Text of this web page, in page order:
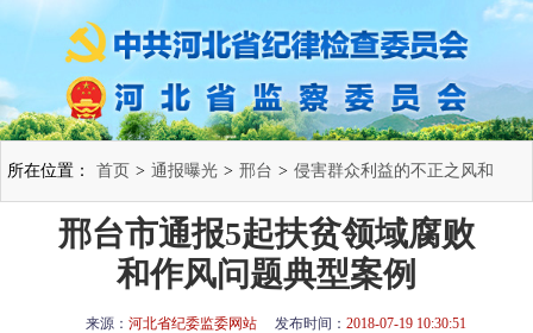
所在位置： 首页 > 通报曝光 > 邢台 > 侵害群众利益的不正之风和
腐败问题 >
邢台市通报5起扶贫领域腐败
和作风问题典型案例
来源： 河北省纪委监委网站 发布时间： 2018-07-19 10:30:51